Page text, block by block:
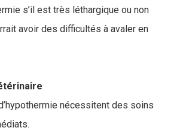
s’il est très léthargique ou non
avoir des difficultés à avaler en
nécessitent des soins